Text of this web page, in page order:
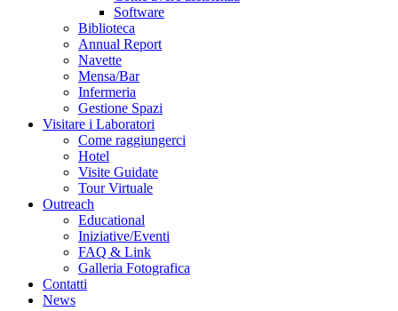
Software
Biblioteca
Annual Report
Navette
Mensa/Bar
Infermeria
Gestione Spazi
Visitare i Laboratori
Come raggiungerci
Hotel
Visite Guidate
Tour Virtuale
Outreach
Educational
Iniziative/Eventi
FAQ & Link
Galleria Fotografica
Contatti
News